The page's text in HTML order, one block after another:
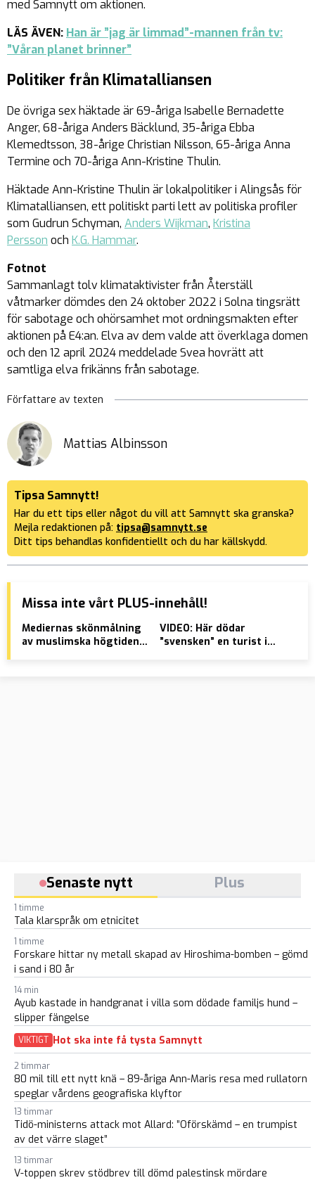
med Samnytt om aktionen.
LÄS ÄVEN: Han är ”jag är limmad”-mannen från tv:
”Våran planet brinner”
Politiker från Klimatalliansen
De övriga sex häktade är 69-åriga Isabelle Bernadette
Anger, 68-åriga Anders Bäcklund, 35-åriga Ebba
Klemedtsson, 38-årige Christian Nilsson, 65-åriga Anna
Termine och 70-åriga Ann-Kristine Thulin.
Häktade Ann-Kristine Thulin är lokalpolitiker i Alingsås för
Klimatalliansen, ett politiskt parti lett av politiska profiler
som Gudrun Schyman, Anders Wijkman, Kristina
Persson och K.G. Hammar.
Fotnot
Sammanlagt tolv klimataktivister från Återställ
våtmarker dömdes den 24 oktober 2022 i Solna tingsrätt
för sabotage och ohörsamhet mot ordningsmakten efter
aktionen på E4:an. Elva av dem valde att överklaga domen
och den 12 april 2024 meddelade Svea hovrätt att
samtliga elva frikänns från sabotage.
Författare av texten
Mattias Albinsson
Tipsa Samnytt!
Har du ett tips eller något du vill att Samnytt ska granska?
Mejla redaktionen på: tipsa@samnytt.se
Ditt tips behandlas konfidentiellt och du har källskydd.
Missa inte vårt PLUS-innehåll!
Mediernas skönmålning
av muslimska högtiden:
VIDEO: Här dödar
”svensken” en turist i
Senaste nytt Plus
1 timme
Tala klarspråk om etnicitet
1 timme
Forskare hittar ny metall skapad av Hiroshima-bomben – gömd
i sand i 80 år
14 min
Ayub kastade in handgranat i villa som dödade familjs hund –
slipper fängelse
VIKTIGT Hot ska inte få tysta Samnytt
2 timmar
80 mil till ett nytt knä – 89-åriga Ann-Maris resa med rullatorn
speglar vårdens geografiska klyftor
13 timmar
Tidö-ministerns attack mot Allard: ”Oförskämd – en trumpist
av det värre slaget”
13 timmar
V-toppen skrev stödbrev till dömd palestinsk mördare